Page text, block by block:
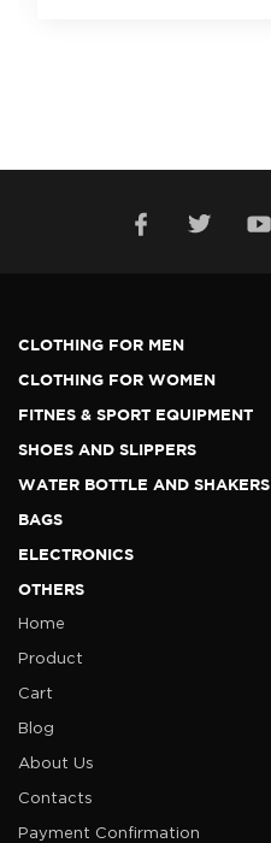
CLOTHING FOR MEN
CLOTHING FOR WOMEN
FITNES & SPORT EQUIPMENT
SHOES AND SLIPPERS
WATER BOTTLE AND SHAKERS
BAGS
ELECTRONICS
OTHERS
Home
Product
Cart
Blog
About Us
Contacts
Payment Confirmation